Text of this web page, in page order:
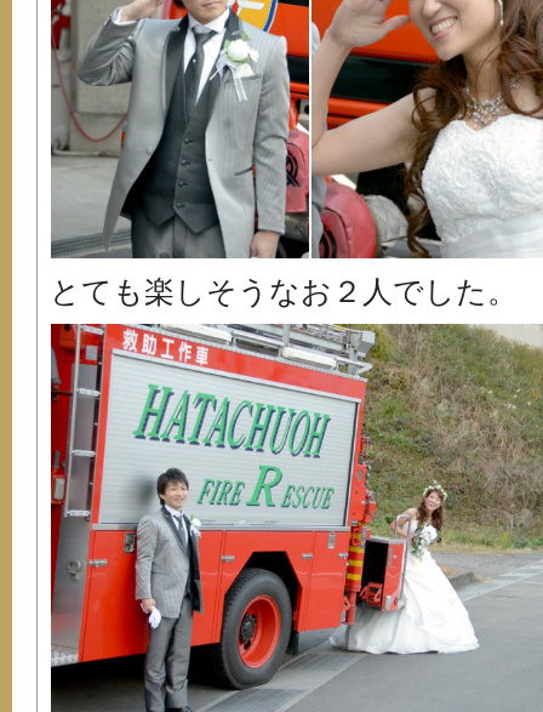
とても楽しそうなお２人でした。